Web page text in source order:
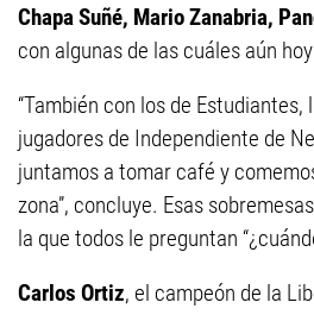
Chapa Suñé, Mario Zanabria,
con algunas de las cuáles aún
“También con los de Estudiantes,
jugadores de Independiente de
juntamos a tomar café y
zona”, concluye. Esas
la que todos le preguntan
Carlos Ortiz, el campeón de la